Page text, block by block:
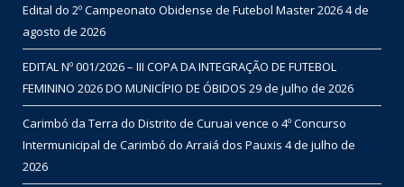
Edital do 2º Campeonato Obidense de Futebol Master 20264 de
agosto de 2026
EDITAL Nº 001/2026 – III COPA DA INTEGRAÇÃO DE FUTEBOL
FEMININO 2026 DO MUNICÍPIO DE ÓBIDOS 29 de julho de 2026
Carimbó da Terra do Distrito de Curuai vence o 4º Concurso
Intermunicipal de Carimbó do Arraiá dos Pauxis 4 de julho de
2026